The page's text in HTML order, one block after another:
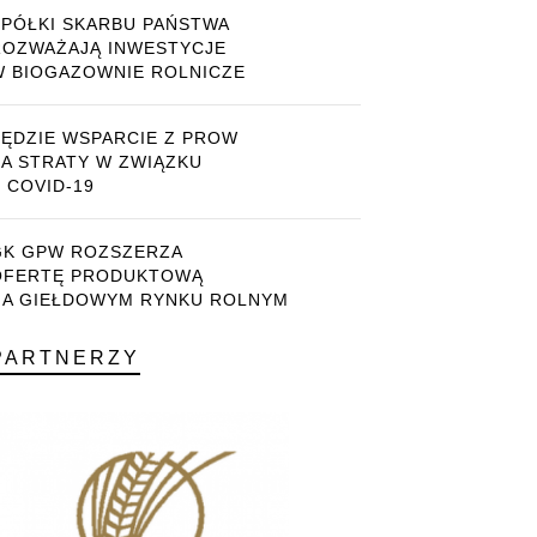
SKARBU PAŃSTWA
INWESTYCJE
BIOGAZOWNIE ROLNICZE
WSPARCIE Z PROW
STRATY W ZWIĄZKU
COVID-19
GPW ROZSZERZA
PRODUKTOWĄ
GIEŁDOWYM RYNKU ROLNYM